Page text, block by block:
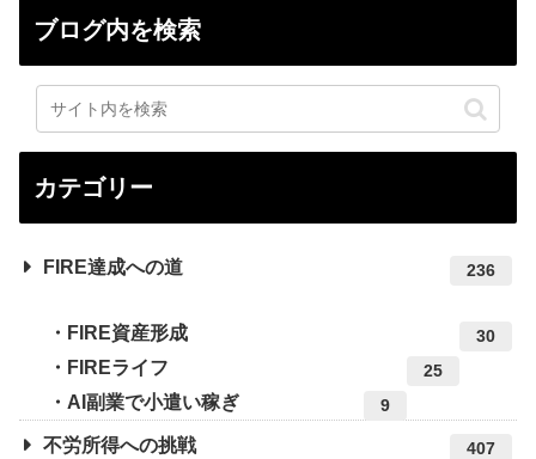
ブログ内を検索
カテゴリー
FIRE達成への道 236
FIRE資産形成 30
FIREライフ 25
AI副業で小遣い稼ぎ 9
不労所得への挑戦 407